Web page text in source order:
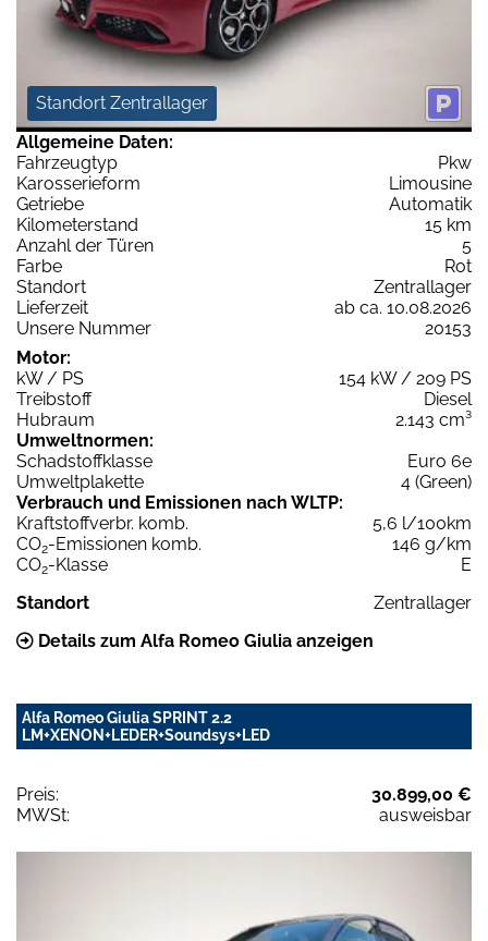
Standort Zentrallager
Allgemeine Daten:
Fahrzeugtyp
Pkw
Karosserieform
Limousine
Getriebe
Automatik
Kilometerstand
15 km
Anzahl der Türen
5
Farbe
Rot
Standort
Zentrallager
Lieferzeit
ab ca. 10.08.2026
Unsere Nummer
20153
Motor:
kW / PS
154 kW / 209 PS
Treibstoff
Diesel
Hubraum
2.143 cm³
Umweltnormen:
Schadstoffklasse
Euro 6e
Umweltplakette
4 (Green)
Verbrauch und Emissionen nach WLTP:
Kraftstoffverbr. komb.
5,6 l/100km
CO2-Emissionen komb.
146 g/km
CO2-Klasse
E
Standort
Zentrallager
Details zum Alfa Romeo Giulia anzeigen
Alfa Romeo Giulia SPRINT 2.2
LM+XENON+LEDER+Soundsys+LED
Preis:
30.899,00 €
MWSt:
ausweisbar